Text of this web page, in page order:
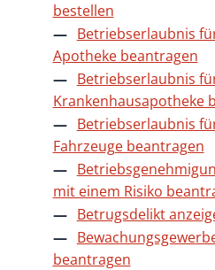
bestellen
Betriebserlaubnis
Apotheke beantragen
Betriebserlaubnis
Krankenhausapotheke
Betriebserlaubnis
Fahrzeuge beantragen
mit einem Risiko
Betrugsdelikt
beantragen